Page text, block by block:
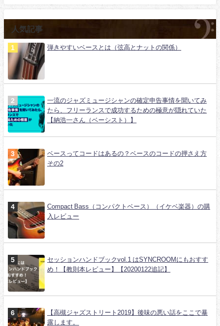
人気記事
弾きやすいベースとは（弦高とナットの関係）
一流のジャズミュージシャンの確定申告事情を聞いてみ
たら、フリーランスで成功するための極意が隠れていた
【納浩一さん（ベーシスト）】
ベースってコードはあるの？ベースのコードの押さえ方
その2
Compact Bass（コンパクトベース）（イケベ楽器）の購
入レビュー
セッションハンドブックvol.1 はSYNCROOMにもおすす
め！【教則本レビュー】【20200122追記】
【高槻ジャズストリート2019】後味の悪い話をここで暴
露します。